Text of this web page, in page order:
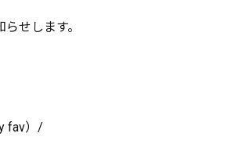
せします。
fav）/